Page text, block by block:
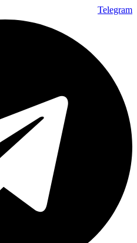
Telegram